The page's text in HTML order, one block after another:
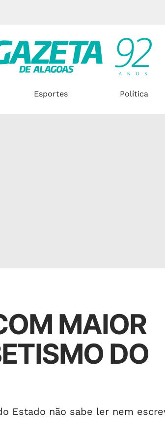
Esportes Política
MAIOR
DO
Estado não sabe ler nem